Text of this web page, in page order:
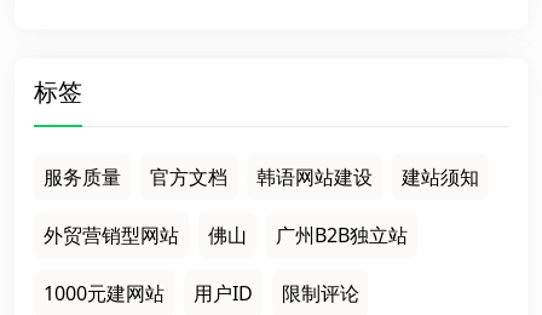
标签
服务质量 官方文档 韩语网站建设 建站须知
外贸营销型网站 佛山 广州B2B独立站
1000元建网站 用户ID 限制评论